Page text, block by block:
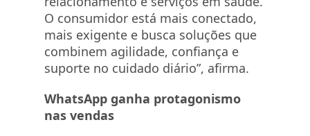
O consumidor está mais conectado,
mais exigente e busca soluções que
combinem agilidade, confiança e
suporte no cuidado diário”, afirma.
WhatsApp ganha protagonismo
nas vendas